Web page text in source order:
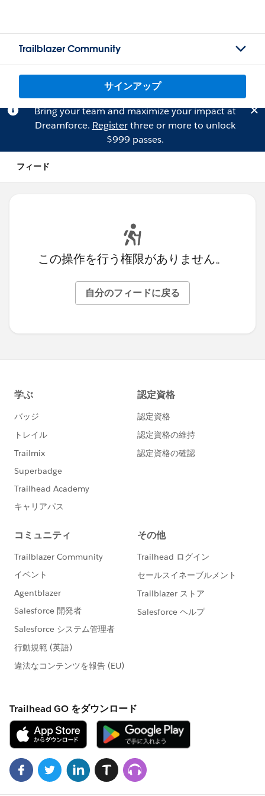
Trailblazer Community
サインアップ
Bring your team and maximize your impact at
Dreamforce. Registerthree or more to unlock
$999 passes.
フィード
この操作を行う権限がありません。
自分のフィードに戻る